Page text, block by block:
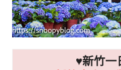
♥新竹一